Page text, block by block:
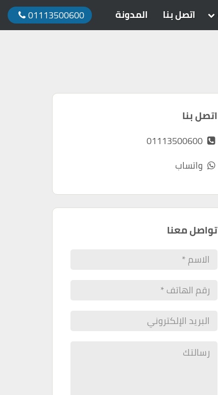
اتصل بنا المدونة 01113500600
اتصل بنا
01113500600
واتساب
تواصل معنا